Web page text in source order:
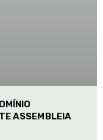
ASSEMBLEIA